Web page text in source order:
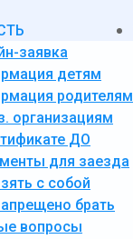
заявка
детям
родителям
организациям
ДО
для заезда
с собой
брать
вопросы